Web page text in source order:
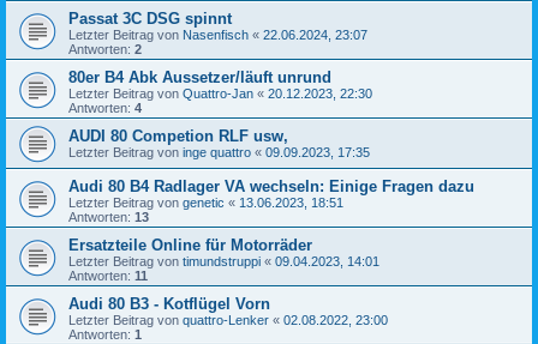
Passat 3C DSG spinnt
Letzter Beitrag von Nasenfisch « 22.06.2024, 23:07
Antworten: 2
80er B4 Abk Aussetzer/läuft unrund
Letzter Beitrag von Quattro-Jan « 20.12.2023, 22:30
Antworten: 4
AUDI 80 Competion RLF usw,
Letzter Beitrag von inge quattro « 09.09.2023, 17:35
Audi 80 B4 Radlager VA wechseln: Einige Fragen dazu
Letzter Beitrag von genetic « 13.06.2023, 18:51
Antworten: 13
Ersatzteile Online für Motorräder
Letzter Beitrag von timundstruppi « 09.04.2023, 14:01
Antworten: 11
Audi 80 B3 - Kotflügel Vorn
Letzter Beitrag von quattro-Lenker « 02.08.2022, 23:00
Antworten: 1